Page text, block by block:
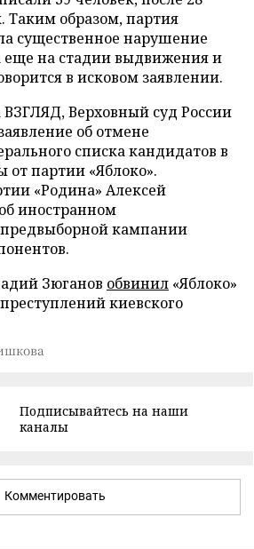
Таким образом, партия
существенное нарушение
еще на стадии выдвижения и
в исковом заявлении.
ВЗГЛЯД, Верховный суд России
об отмене
списка кандидатов в
от партии «Яблоко».
«Родина» Алексей
об иностранном
кампании
Зюганов обвинил «Яблоко»
киевского
Подписывайтесь на наши
каналы
Комментировать